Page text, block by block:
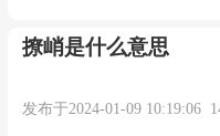
Behind the scenes
sense attested by 1779.
撩峭是什么意思
发布于2024-01-09 10:19:06